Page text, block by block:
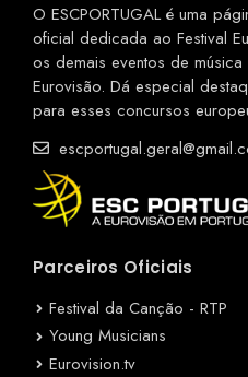
O ESCPORTUGAL é uma
oficial dedicada ao Festival
os demais eventos de
Eurovisão. Dá especial
para esses concursos
Parceiros Oficiais
Festival da Canção - RTP
Young Musicians
Eurovision.tv